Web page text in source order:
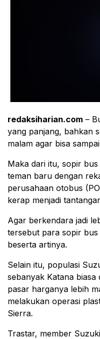
redaksiharian.com –
yang panjang, bahkan
malam agar bisa
Maka dari itu, sopir
teman baru dengan
perusahaan otobus
kerap menjadi
Agar berkendara jadi
tersebut para sopir
beserta artinya.
Selain itu, populasi
sebanyak Katana biasa
pasar harganya lebih
melakukan operasi
Sierra.
Trastar, member